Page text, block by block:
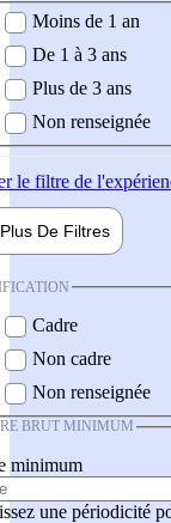
demandée
Moins de 1 an
De 1 à 3 ans
Plus de 3 ans
Non renseignée
le filtre de
Plus De Filtres
Cadre
Non cadre
Non renseignée
BRUT MINIMUM
minimum
une périodicité